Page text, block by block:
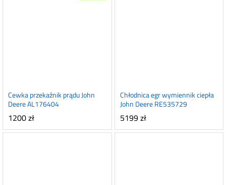
Cewka przekaźnik prądu John
Deere AL176404
1200zł
Chłodnica egr wymiennik ciepła
John Deere RE535729
5199zł